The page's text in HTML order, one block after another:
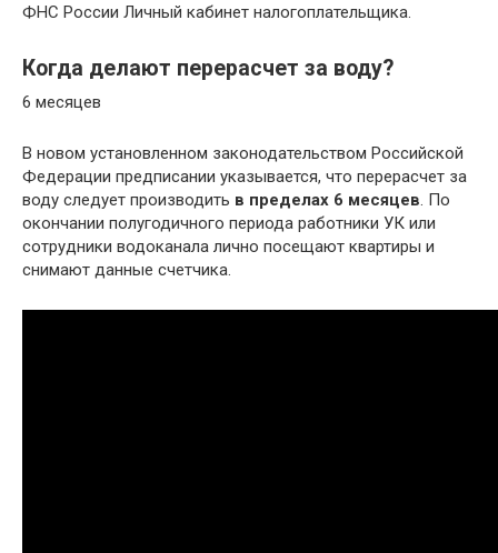
ФНС России Личный кабинет налогоплательщика.
Когда делают перерасчет за воду?
6 месяцев
В новом установленном законодательством Российской
Федерации предписании указывается, что перерасчет за
воду следует производить в пределах 6 месяцев. По
окончании полугодичного периода работники УК или
сотрудники водоканала лично посещают квартиры и
снимают данные счетчика.